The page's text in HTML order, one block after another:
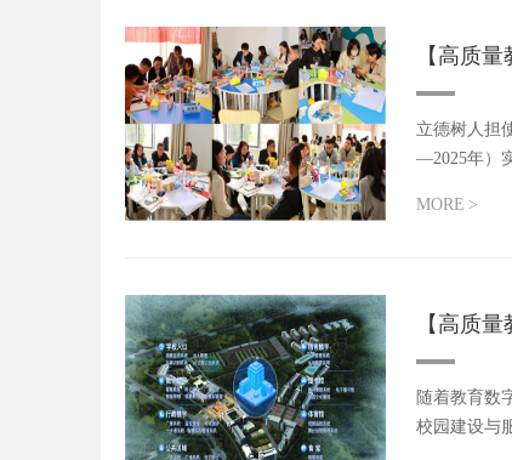
【高质
立德树人担
—2025年）
MORE >
【高质
随着教育数
校园建设与